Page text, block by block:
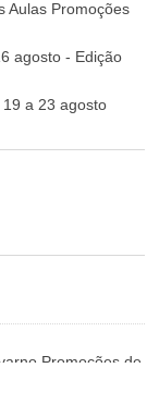
Aulas Promoções
agosto - Edição
a 23 agosto
Promoções de
a 26 abril